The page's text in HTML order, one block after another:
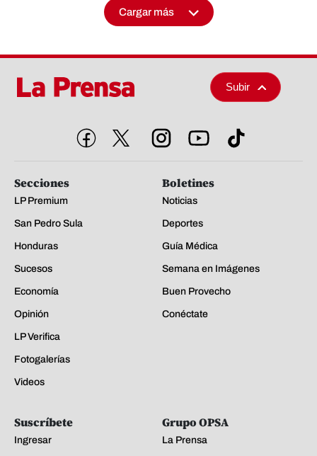
Cargar más
Subir
Secciones
LP Premium
San Pedro Sula
Honduras
Sucesos
Economía
Opinión
LP Verifica
Fotogalerías
Videos
Boletines
Noticias
Deportes
Guía Médica
Semana en Imágenes
Buen Provecho
Conéctate
Suscríbete
Ingresar
Grupo OPSA
La Prensa